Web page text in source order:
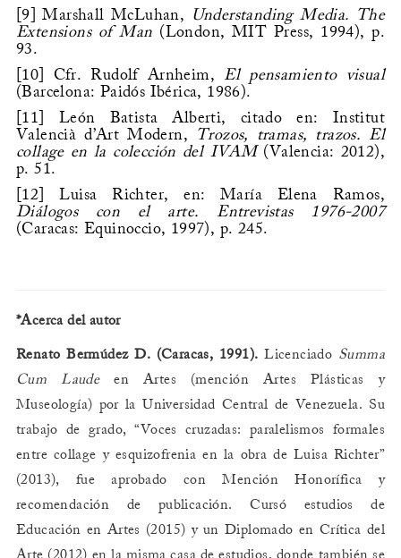
[9]
Marshall McLuhan, Understanding Media. The
Extensions of Man (London, MIT Press, 1994), p.
93.
[10]
Cfr. Rudolf Arnheim, El pensamiento visual
(Barcelona: Paidós Ibérica, 1986).
[11]
León Batista Alberti, citado en: Institut
Valencià d’Art Modern,
Trozos, tramas, trazos. El
collage en la colección del IVAM (Valencia: 2012),
p. 51.
[12]
Luisa Richter, en: María Elena Ramos,
Diálogos con el arte. Entrevistas 1976-2007
(Caracas: Equinoccio, 1997), p. 245.
*Acerca del autor
Renato Bermúdez D. (Caracas, 1991). Licenciado Summa
Cum Laudeen Artes (mención Artes Plásticas y
Museología) por la Universidad Central de Venezuela. Su
trabajo de grado, “Voces cruzadas: paralelismos formales
entre collage y esquizofrenia en la obra de Luisa Richter”
(2013), fue aprobado con Mención Honorífica y
recomendación de publicación. Cursó estudios de
Educación en Artes (2015) y un Diplomado en Crítica del